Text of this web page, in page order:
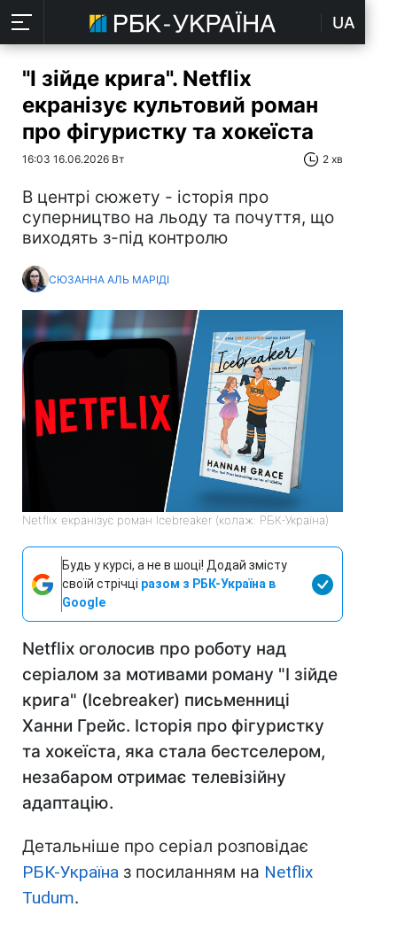
UA
"І зійде крига". Netflix
екранізує культовий роман
про фігуристку та хокеїста
16:03 16.06.2026 Вт 2 хв
В центрі сюжету - історія про
суперництво на льоду та почуття, що
виходять з-під контролю
СЮЗАННА АЛЬ МАРІДІ
Netflix екранізує роман Icebreaker (колаж: РБК-Україна)
Будь у курсі, а не в шоці! Додай змісту
своїй стрічці разом з РБК-Україна в
Google
Netflix оголосив про роботу над
серіалом за мотивами роману "І зійде
крига" (Icebreaker) письменниці
Ханни Грейс. Історія про фігуристку
та хокеїста, яка стала бестселером,
незабаром отримає телевізійну
адаптацію.
Детальніше про серіал розповідає
РБК-Україна з посиланням на Netflix
Tudum.